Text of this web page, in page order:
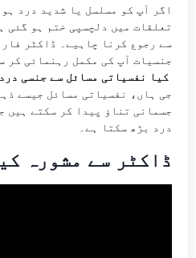
اگر آپ کو مسلسل یا شدید درد
تعلقات میں دلچسپی ختم ہو گئی
سے رجوع کرنا چاہیے۔ ڈاکٹر
جنسیات آپ کی مکمل رہنمائی کر
کیا نفسیاتی مسائل سے جنسی
جی ہاں، نفسیاتی مسائل جیسے
جسمانی تناؤ پیدا کر سکتے ہیں
درد بڑھ سکتا ہے۔
ڈاکٹر سے مشورہ